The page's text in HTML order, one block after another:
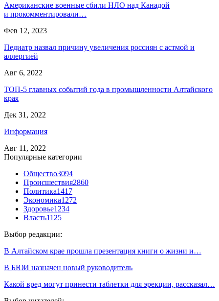
Американские военные сбили НЛО над Канадой
и прокомментировали…
Фев 12, 2023
Педиатр назвал причину увеличения россиян с астмой и
аллергией
Авг 6, 2022
ТОП-5 главных событий года в промышленности Алтайского
края
Дек 31, 2022
Информация
Авг 11, 2022
Популярные категории
Общество3094
Происшествия2860
Политика1417
Экономика1272
Здоровье1234
Власть1125
Выбор редакции:
В Алтайском крае прошла презентация книги о жизни и…
В БЮИ назначен новый руководитель
Какой вред могут принести таблетки для эрекции, рассказал…